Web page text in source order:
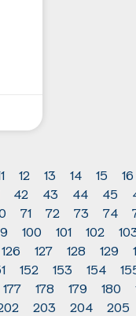
12 13 14 15 16
42 43 44 45
71 72 73 74
100 101 102
126 127 128 129
152 153 154
177 178 179 180
203 204 205